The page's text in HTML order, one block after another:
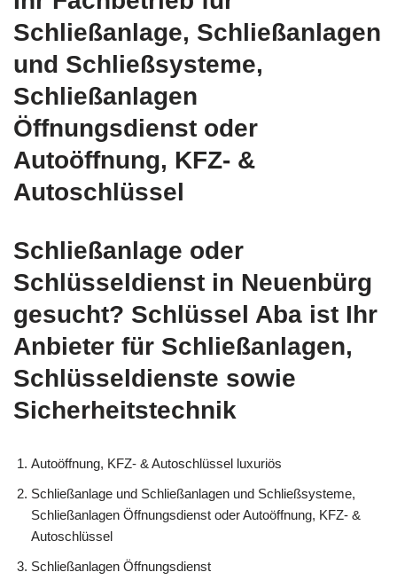
Schließanlage, Schließanlagen
und Schließsysteme,
Schließanlagen
Öffnungsdienst oder
Autoöffnung, KFZ- &
Autoschlüssel
Schließanlage oder
Schlüsseldienst in Neuenbürg
gesucht? Schlüssel Aba ist Ihr
Anbieter für Schließanlagen,
Schlüsseldienste sowie
Sicherheitstechnik
Autoöffnung, KFZ- & Autoschlüssel luxuriös
Schließanlage und Schließanlagen und Schließsysteme,
Schließanlagen Öffnungsdienst oder Autoöffnung, KFZ- &
Autoschlüssel
Schließanlagen Öffnungsdienst